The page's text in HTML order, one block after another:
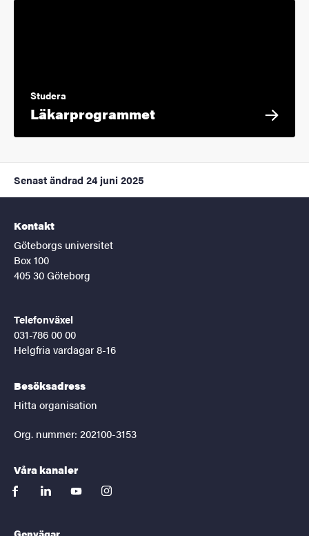
Studera
Läkarprogrammet
Senast ändrad 24 juni 2025
Kontakt
Göteborgs universitet
Box 100
405 30 Göteborg
Telefonväxel
031-786 00 00
Helgfria vardagar 8-16
Besöksadress
Hitta organisation
Org. nummer: 202100-3153
Våra kanaler
facebooklinkedinyoutubeinstagram
Genvägar